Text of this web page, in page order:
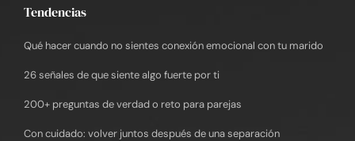
Tendencias
Qué hacer cuando no sientes conexión emocional con tu marido
26 señales de que siente algo fuerte por ti
200+ preguntas de verdad o reto para parejas
Con cuidado: volver juntos después de una separación